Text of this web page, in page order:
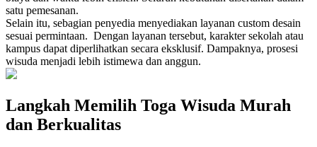
satu pemesanan.
Selain itu, sebagian penyedia menyediakan layanan custom desain
sesuai permintaan. Dengan layanan tersebut, karakter sekolah atau
kampus dapat diperlihatkan secara eksklusif. Dampaknya, prosesi
wisuda menjadi lebih istimewa dan anggun.
Langkah Memilih Toga Wisuda Murah
dan Berkualitas